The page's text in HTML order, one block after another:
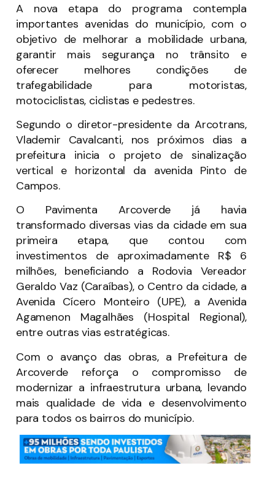
A nova etapa do programa contempla
importantes avenidas do município, com o
objetivo de melhorar a mobilidade urbana,
garantir mais segurança no trânsito e
oferecer melhores condições de
trafegabilidade para motoristas,
motociclistas, ciclistas e pedestres.
Segundo o diretor-presidente da Arcotrans,
Vlademir Cavalcanti, nos próximos dias a
prefeitura inicia o projeto de sinalização
vertical e horizontal da avenida Pinto de
Campos.
O Pavimenta Arcoverde já havia
transformado diversas vias da cidade em sua
primeira etapa, que contou com
investimentos de aproximadamente R$ 6
milhões, beneficiando a Rodovia Vereador
Geraldo Vaz (Caraíbas), o Centro da cidade, a
Avenida Cícero Monteiro (UPE), a Avenida
Agamenon Magalhães (Hospital Regional),
entre outras vias estratégicas.
Com o avanço das obras, a Prefeitura de
Arcoverde reforça o compromisso de
modernizar a infraestrutura urbana, levando
mais qualidade de vida e desenvolvimento
para todos os bairros do município.